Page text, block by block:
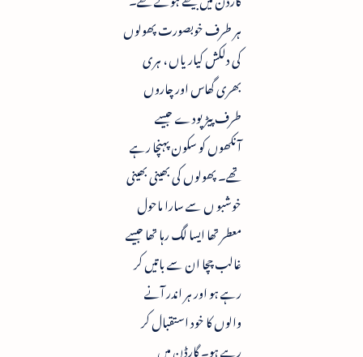
ہر طرف خوبصورت پھولوں
کی دلکش کیاریاں ، ہری
بھری گھاس اور چاروں
طرف پیڑ پودے جیسے
آنکھوں کو سکون پہنچا رہے
تھے۔ پھولوں کی بھینی بھینی
خوشبو ں سے سارا ماحول
معطر تھا ایسا لگ رہا تھا جیسے
غالب چچا ان سے باتیں کر
رہے ہو اور ہر اندر آنے
والوں کا خود استقبال کر
رہے ہو۔ گارڈن میں